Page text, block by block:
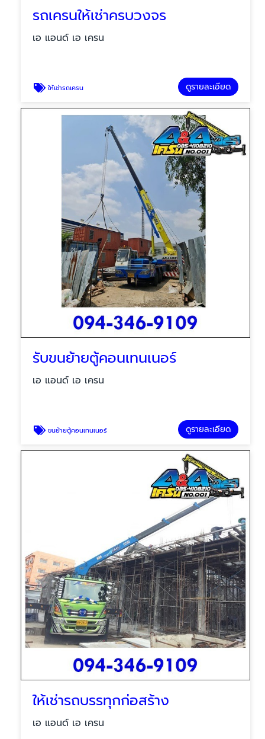
รถเครนให้เช่าครบวงจร
เอ แอนด์ เอ เครน
ให้เช่ารถเครน ดูรายละเอียด
รับขนย้ายตู้คอนเทนเนอร์
เอ แอนด์ เอ เครน
ขนย้ายตู้คอนเทนเนอร์ ดูรายละเอียด
ให้เช่ารถบรรทุกก่อสร้าง
เอ แอนด์ เอ เครน